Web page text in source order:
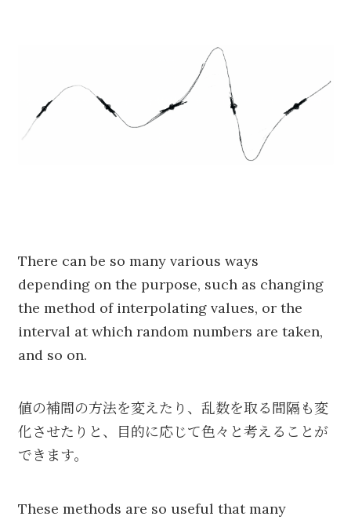
There can be so many various ways
depending on the purpose, such as changing
the method of interpolating values, or the
interval at which random numbers are taken,
and so on.
値の補間の方法を変えたり、乱数を取る間隔も変
化させたりと、目的に応じて色々と考えることが
できます。
These methods are so useful that many